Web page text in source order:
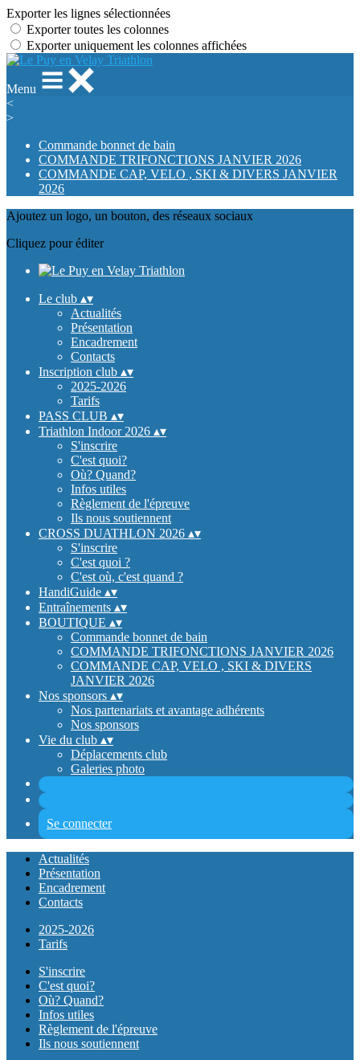
Exporter les lignes sélectionnées
Exporter toutes les colonnes
Exporter uniquement les colonnes affichées
Menu
<
>
Commande bonnet de bain
COMMANDE TRIFONCTIONS JANVIER 2026
COMMANDE CAP, VELO , SKI & DIVERS JANVIER
2026
Ajoutez un logo, un bouton, des réseaux sociaux
Cliquez pour éditer
Le club ▴▾
Actualités
Présentation
Encadrement
Contacts
Inscription club ▴▾
2025-2026
Tarifs
PASS CLUB ▴▾
Triathlon Indoor 2026 ▴▾
S'inscrire
C'est quoi?
Où? Quand?
Infos utiles
Règlement de l'épreuve
Ils nous soutiennent
CROSS DUATHLON 2026 ▴▾
S'inscrire
C'est quoi ?
C'est où, c'est quand ?
HandiGuide ▴▾
Entraînements ▴▾
BOUTIQUE ▴▾
Commande bonnet de bain
COMMANDE TRIFONCTIONS JANVIER 2026
COMMANDE CAP, VELO , SKI & DIVERS
JANVIER 2026
Nos sponsors ▴▾
Nos partenariats et avantage adhérents
Nos sponsors
Vie du club ▴▾
Déplacements club
Galeries photo
Se connecter
Actualités
Présentation
Encadrement
Contacts
2025-2026
Tarifs
S'inscrire
C'est quoi?
Où? Quand?
Infos utiles
Règlement de l'épreuve
Ils nous soutiennent